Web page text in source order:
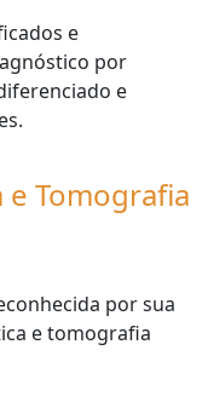
e
por
e
e Tomografia
por sua
e tomografia